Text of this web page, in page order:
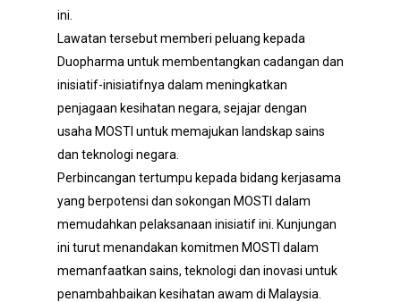
ini.
Lawatan tersebut memberi peluang kepada
Duopharma untuk membentangkan cadangan dan
inisiatif-inisiatifnya dalam meningkatkan
penjagaan kesihatan negara, sejajar dengan
usaha MOSTI untuk memajukan landskap sains
dan teknologi negara.
Perbincangan tertumpu kepada bidang kerjasama
yang berpotensi dan sokongan MOSTI dalam
memudahkan pelaksanaan inisiatif ini. Kunjungan
ini turut menandakan komitmen MOSTI dalam
memanfaatkan sains, teknologi dan inovasi untuk
penambahbaikan kesihatan awam di Malaysia.